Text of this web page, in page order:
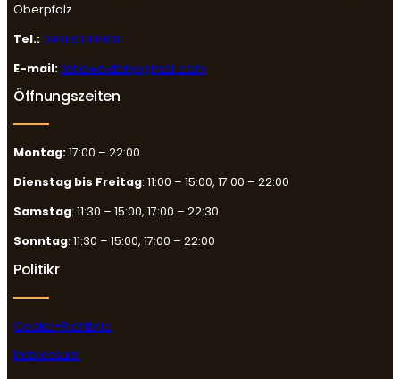
Oberpfalz
Tel.:0961 63444081
E-mail:mrleweiden@gmail.com
Öffnungszeiten
Montag:17:00 – 22:00
Dienstag bis Freitag: 11:00 – 15:00, 17:00 – 22:00
Samstag: 11:30 – 15:00, 17:00 – 22:30
Sonntag: 11:30 – 15:00, 17:00 – 22:00
Politikr
Cookie-Richtlinie
Impressum